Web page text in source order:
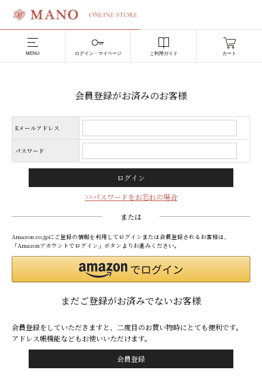
MENU ログイン・マイページ ご利用ガイド カート
会員登録がお済みのお客様
Eメールアドレス
パスワード
>>パスワードをお忘れの場合
または
Amazon.co.jpにご登録の情報を利用してログインまたは会員登録されるお客様は、
「Amazonアカウントでログイン」ボタンよりお進みください。
まだご登録がお済みでないお客様
会員登録をしていただきますと、二度目のお買い物時にとても便利です。
アドレス帳機能などもお使いいただけます。